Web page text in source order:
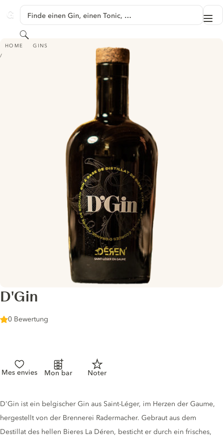
GINVENTORY
Finde einen Gin, einen Tonic, …
Suchen
HOME GINS
D'GIN
D'Gin
0 Bewertung
Mes envies Mon bar Noter
Gin description
D'Gin ist ein belgischer Gin aus Saint-Léger, im Herzen der Gaume,
hergestellt von der Brennerei Radermacher. Gebraut aus dem
Destillat des hellen Bieres La Déren, besticht er durch ein frisches,